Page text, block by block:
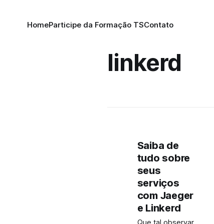
HomeParticipe da Formação TSContato
linkerd
Saiba de
tudo sobre
seus
serviços
com Jaeger
e Linkerd